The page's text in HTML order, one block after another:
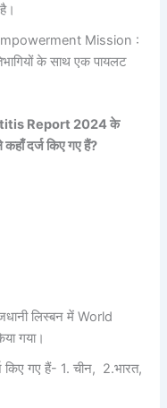
Mission :
के साथ एक पायलट
Report 2024 के
दर्ज किए गए हैं?
लिस्बन में World
गया।
किए गए हैं- 1. चीन, 2.भारत,